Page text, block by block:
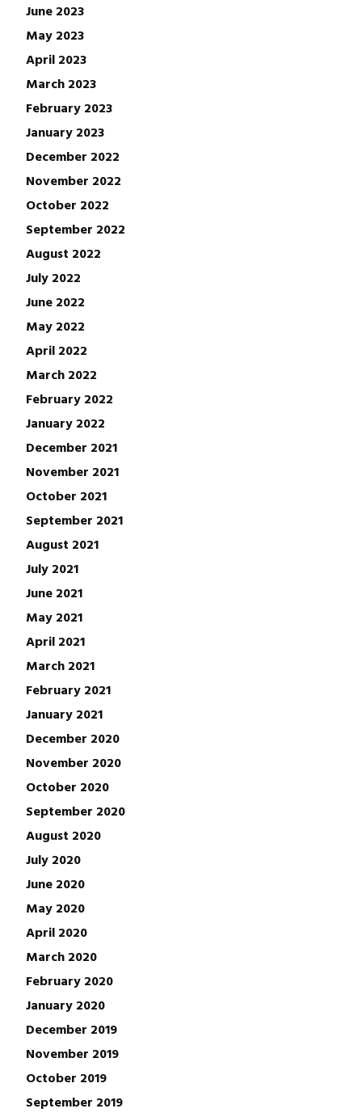
June 2023
May 2023
April 2023
March 2023
February 2023
January 2023
December 2022
November 2022
October 2022
September 2022
August 2022
July 2022
June 2022
May 2022
April 2022
March 2022
February 2022
January 2022
December 2021
November 2021
October 2021
September 2021
August 2021
July 2021
June 2021
May 2021
April 2021
March 2021
February 2021
January 2021
December 2020
November 2020
October 2020
September 2020
August 2020
July 2020
June 2020
May 2020
April 2020
March 2020
February 2020
January 2020
December 2019
November 2019
October 2019
September 2019